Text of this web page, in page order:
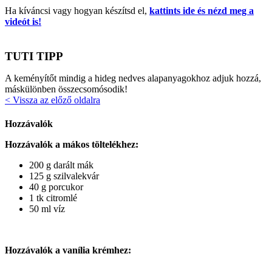
Ha kíváncsi vagy hogyan készítsd el, kattints ide és nézd meg a
videót is!
TUTI TIPP
A keményítőt mindig a hideg nedves alapanyagokhoz adjuk hozzá,
máskülönben összecsomósodik!
< Vissza az előző oldalra
Hozzávalók
Hozzávalók a mákos töltelékhez:
200 g darált mák
125 g szilvalekvár
40 g porcukor
1 tk citromlé
50 ml víz
Hozzávalók a vanília krémhez: